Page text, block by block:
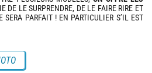
DE LE SURPRENDRE, DE LE FAIRE RIRE ET
SERA PARFAIT ! EN PARTICULIER S’IL EST